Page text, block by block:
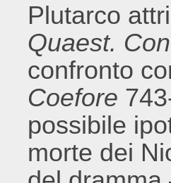
Plutarco
Quaest.
confronto
Coefore
possibile
morte dei